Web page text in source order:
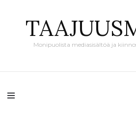
Monipuolista mediasisältöä ja